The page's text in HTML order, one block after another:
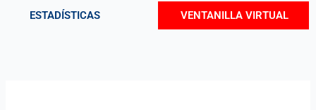
ESTADÍSTICAS VENTANILLA VIRTUAL